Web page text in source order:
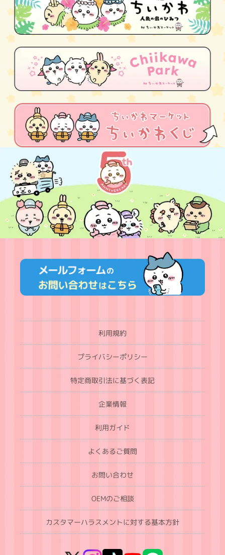
利用規約
プライバシーポリシー
特定商取引法に基づく表記
企業情報
利用ガイド
よくあるご質問
お問い合わせ
OEMのご相談
カスタマーハラスメントに対する基本方針